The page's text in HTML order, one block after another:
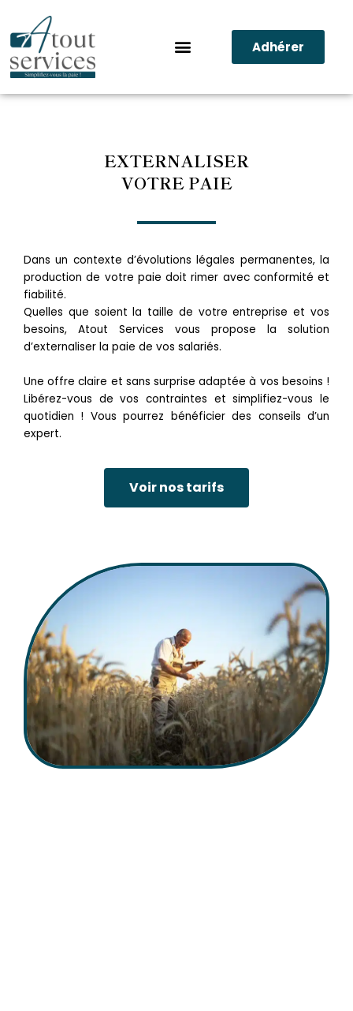
contenu
Adhérer
EXTERNALISER
VOTRE PAIE
Dans un contexte d’évolutions légales permanentes, la
production de votre paie doit rimer avec conformité et
fiabilité.
Quelles que soient la taille de votre entreprise et vos
besoins, Atout Services vous propose la solution
d’externaliser la paie de vos salariés.
Une offre claire et sans surprise adaptée à vos besoins !
Libérez-vous de vos contraintes et simplifiez-vous le
quotidien ! Vous pourrez bénéficier des conseils d’un
expert.
Voir nos tarifs